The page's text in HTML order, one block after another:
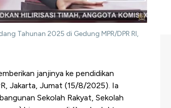
Tahunan 2025 di Gedung MPR/DPR RI,
janjinya ke pendidikan
Jakarta, Jumat (15/8/2025). Ia
Sekolah Rakyat, Sekolah